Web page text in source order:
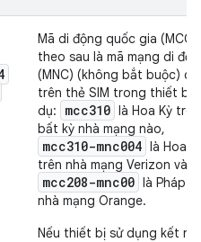
Mã di động quốc gia (MCC),
theo sau là mã mạng di
(MNC) (không bắt buộc) có
trên thẻ SIM trong thiết bị.
dụ:
mcc310 là Hoa Kỳ trên
bất kỳ nhà mạng nào,
mcc310-mnc004 là Hoa
trên nhà mạng Verizon và
mcc208-mnc00 là Pháp
nhà mạng Orange.
Nếu thiết bị sử dụng kết nối